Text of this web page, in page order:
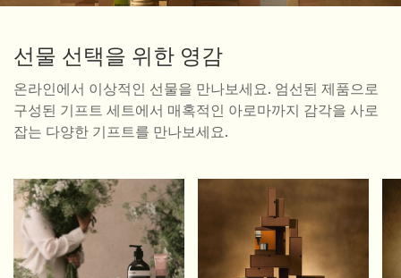
선물 선택을 위한 영감
온라인에서 이상적인 선물을 만나보세요. 엄선된 제품으로
구성된 기프트 세트에서 매혹적인 아로마까지 감각을 사로
잡는 다양한 기프트를 만나보세요.